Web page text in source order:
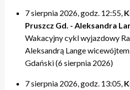
7 sierpnia 2026, godz. 12:55,
Pruszcz Gd. - Aleksandra
Wakacyjny cykl wyjazdowy
Aleksandrą Lange
Gdański (6 sierpnia 2026)
7 sierpnia 2026, godz. 13:05,